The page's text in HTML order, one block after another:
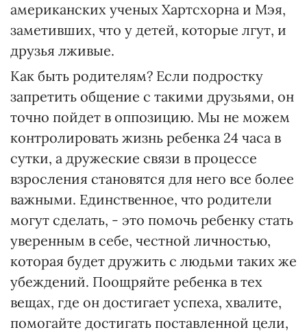
американских ученых Хартсхорна и Мэя,
заметивших, что у детей, которые лгут, и
друзья лживые.
Как быть родителям? Если подростку
запретить общение с такими друзьями, он
точно пойдет в оппозицию. Мы не можем
контролировать жизнь ребенка 24 часа в
сутки, а дружеские связи в процессе
взросления становятся для него все более
важными. Единственное, что родители
могут сделать, - это помочь ребенку стать
уверенным в себе, честной личностью,
которая будет дружить с людьми таких же
убеждений. Поощряйте ребенка в тех
вещах, где он достигает успеха, хвалите,
помогайте достигать поставленной цели,